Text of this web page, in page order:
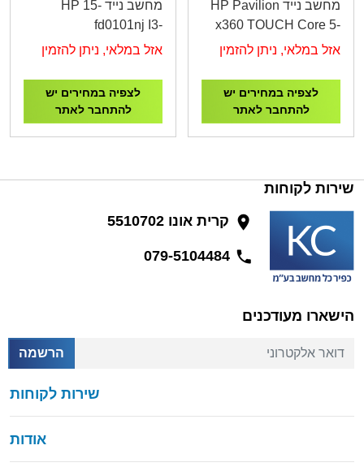
מחשב נייד HP Pavilion
x360 TOUCH Core 5-
120U/16GB/512GB/DOS/14"Touch/SILVER/1YOS
אזל במלאי, ניתן להזמין
לצפיה במחירים יש
להתחבר לאתר
מחשב נייד HP 15-
fd0101nj I3-
1315U/16G/512G/15.6"/1Y
אזל במלאי, ניתן להזמין
לצפיה במחירים יש
להתחבר לאתר
שירות לקוחות
קרית אונו 5510702
הישארו מעודכנים
דואר אלקטרוני הרשמה
שירות לקוחות
אודות